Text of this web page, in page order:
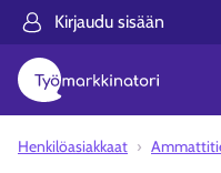
Kirjaudu sisään
Henkilöasiakkaat